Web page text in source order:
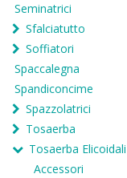
Seminatrici
Sfalciatutto
Soffiatori
Spaccalegna
Spandiconcime
Spazzolatrici
Tosaerba
Tosaerba Elicoidali
Accessori